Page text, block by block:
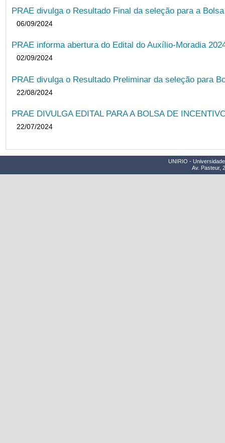
PRAE divulga o Resultado Final da seleção para a
06/09/2024
PRAE informa abertura do Edital do Auxílio-Moradia
02/09/2024
PRAE divulga o Resultado Preliminar da seleção para
22/08/2024
PRAE DIVULGA EDITAL PARA A BOLSA DE
22/07/2024
UNIRIO -
Av. Pasteur,